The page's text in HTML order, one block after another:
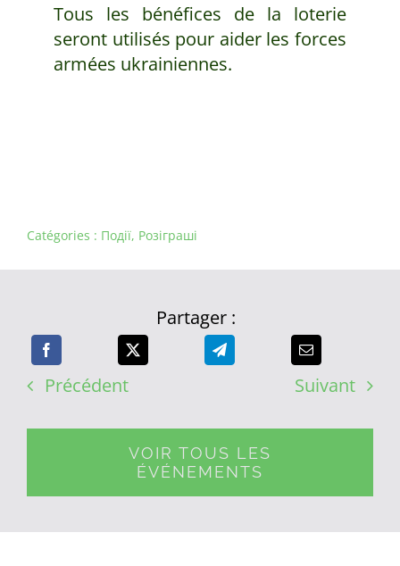
Tous les bénéfices de la loterie
seront utilisés pour aider les forces
armées ukrainiennes.
Catégories : Події, Розіграші
Partager :
Précédent Suivant
VOIR TOUS LES
ÉVÉNEMENTS